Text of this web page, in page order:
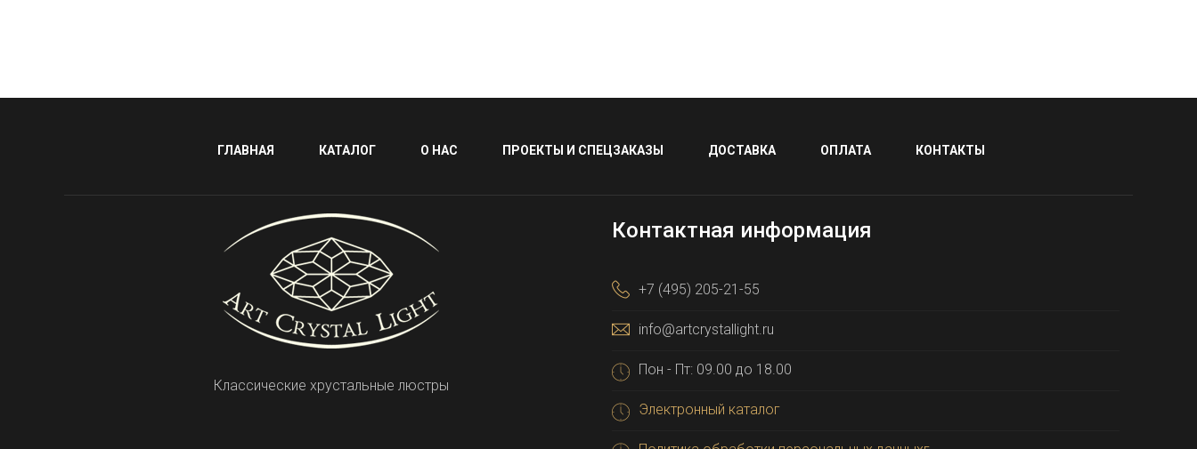
ГЛАВНАЯ КАТАЛОГ О НАС ПРОЕКТЫ И СПЕЦЗАКАЗЫ ДОСТАВКА ОПЛАТА КОНТАКТЫ
Классические хрустальные люстры
Контактная информация
+7 (495) 205-21-55
info@artcrystallight.ru
Пон - Пт: 09.00 до 18.00
Электронный каталог